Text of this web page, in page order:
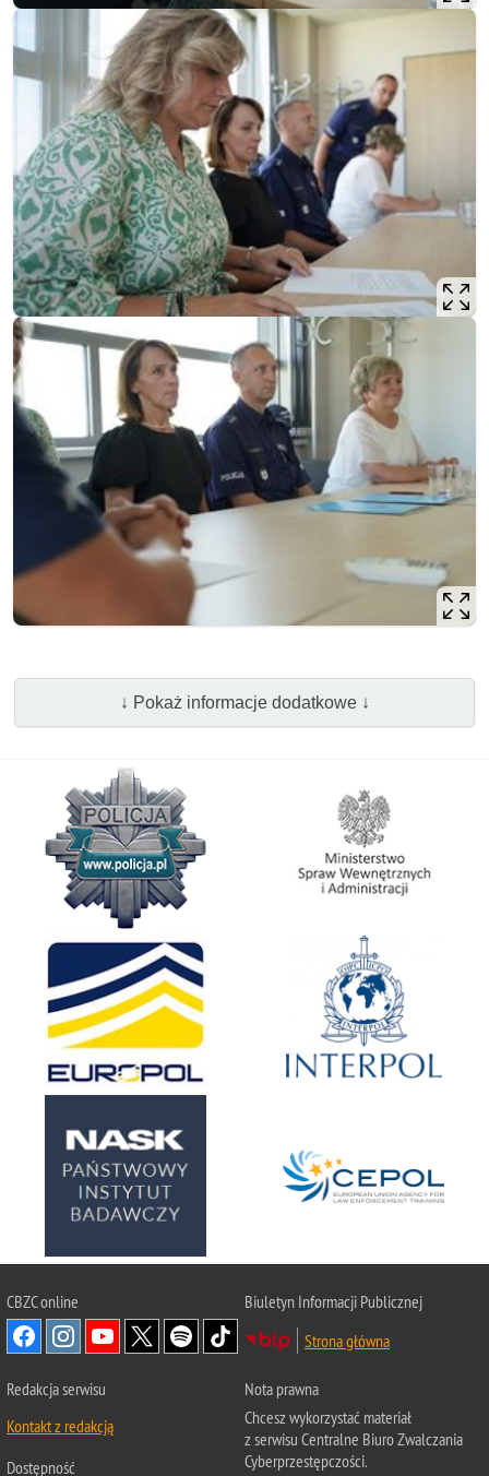
↓ Pokaż informacje dodatkowe ↓
CBZC online
Biuletyn Informacji Publicznej
Strona główna
Redakcja serwisu
Kontakt z redakcją
Dostępność
Nota prawna
Chcesz wykorzystać materiał
z serwisu Centralne Biuro Zwalczania
Cyberprzestępczości.